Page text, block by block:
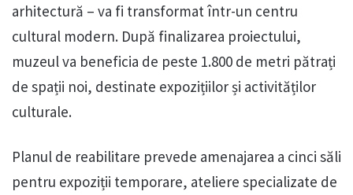
arhitectură – va fi transformat într-un centru
cultural modern. După finalizarea proiectului,
muzeul va beneficia de peste 1.800 de metri pătrați
de spații noi, destinate expozițiilor și activităților
culturale.
Planul de reabilitare prevede amenajarea a cinci săli
pentru expoziții temporare, ateliere specializate de